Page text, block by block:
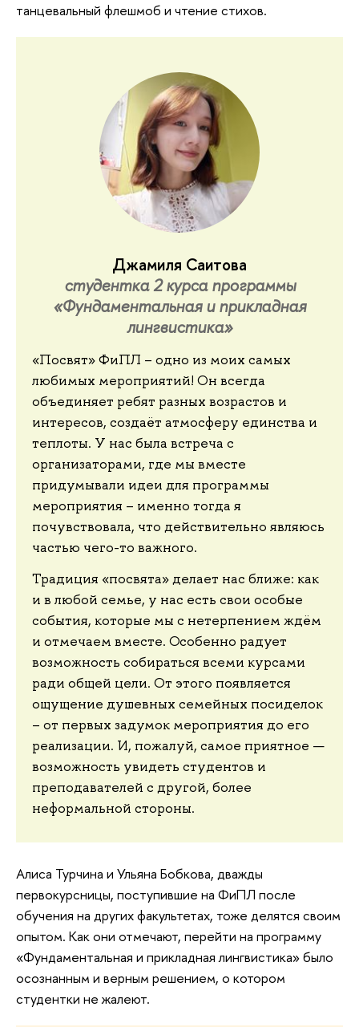
танцевальный флешмоб и чтение стихов.
Джамиля Саитова
студентка 2 курса программы
«Фундаментальная и прикладная
лингвистика»
«Посвят» ФиПЛ – одно из моих самых
любимых мероприятий! Он всегда
объединяет ребят разных возрастов и
интересов, создаёт атмосферу единства и
теплоты. У нас была встреча с
организаторами, где мы вместе
придумывали идеи для программы
мероприятия – именно тогда я
почувствовала, что действительно являюсь
частью чего-то важного.
Традиция «посвята» делает нас ближе: как
и в любой семье, у нас есть свои особые
события, которые мы с нетерпением ждём
и отмечаем вместе. Особенно радует
возможность собираться всеми курсами
ради общей цели. От этого появляется
ощущение душевных семейных посиделок
– от первых задумок мероприятия до его
реализации. И, пожалуй, самое приятное —
возможность увидеть студентов и
преподавателей с другой, более
неформальной стороны.
Алиса Турчина и Ульяна Бобкова, дважды
первокурсницы, поступившие на ФиПЛ после
обучения на других факультетах, тоже делятся своим
опытом. Как они отмечают, перейти на программу
«Фундаментальная и прикладная лингвистика» было
осознанным и верным решением, о котором
студентки не жалеют.